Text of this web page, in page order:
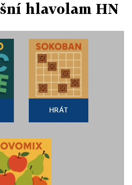
hlavolam HN
HRÁT